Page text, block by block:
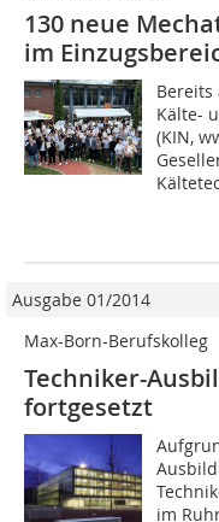
130 neue
im
Bereits
Kälte-
(KIN,
Ausgabe 01/2014
Max-Born-Berufskolleg
Techniker-
fortgesetzt
im